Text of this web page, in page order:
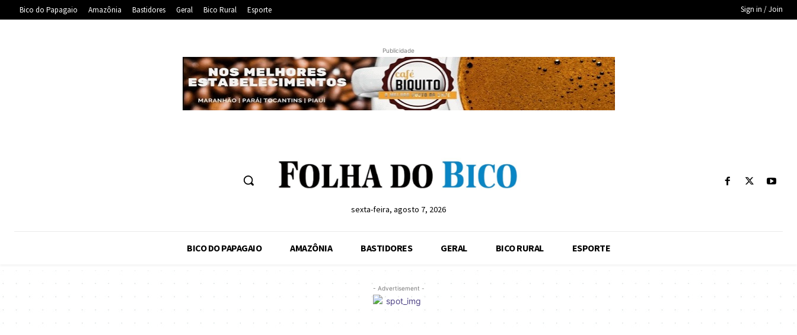
Bico do Papagaio Amazônia Bastidores Geral Bico Rural Esporte Sign in / Join
Publicidade
sexta-feira, agosto 7, 2026
BICO DO PAPAGAIO AMAZÔNIA BASTIDORES GERAL BICO RURAL ESPORTE
- Advertisement -